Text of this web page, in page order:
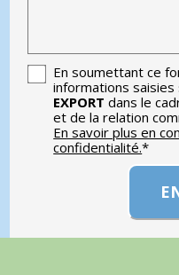
En soumettant ce
informations
EXPORT dans le
et de la relation
En savoir plus en
confidentialité.*